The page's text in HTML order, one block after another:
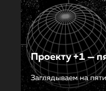
Проекту +1 —
Заглядываем на